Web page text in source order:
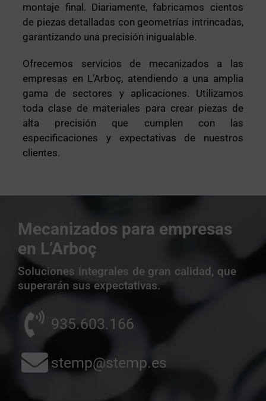
montaje final. Diariamente, fabricamos cientos
de piezas detalladas con geometrías intrincadas,
garantizando una precisión inigualable.
Ofrecemos servicios de mecanizados a las
empresas en L’Arboç, atendiendo a una amplia
gama de sectores y aplicaciones. Utilizamos
toda clase de materiales para crear piezas de
alta precisión que cumplen con las
especificaciones y expectativas de nuestros
clientes.
Mecanizados para empresas
en L’Arboç
Soluciones integrales de gran calidad, que
superarán sus expectativas.
935.603.166
stemp@stemp.es